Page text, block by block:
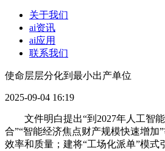
关于我们
ai资讯
ai应用
联系我们
使命层层分化到最小出产单位
2025-09-04 16:19
文件明白提出“到2027年人工智能
合”“智能经济焦点财产规模快速增加
效率和质量；建将“工场化派单”模式